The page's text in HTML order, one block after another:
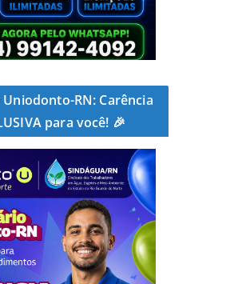
RN: Carência
para você! 🎉